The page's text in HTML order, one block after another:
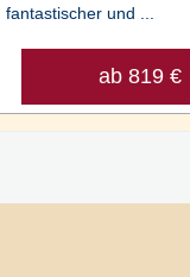
fantastischer und ...
ab 819 €